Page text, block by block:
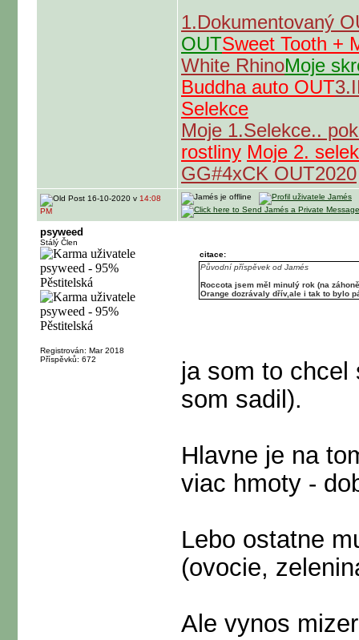
1.Dokumentovaný
OUTSweet Tooth +
White RhinoMoje
Buddha auto OUT
Selekce
Moje 1.Selekce..
rostliny Moje 2.
GG#4xCK OUT2020
16-10-2020 v 14:08
PM
psyweed
Stálý Člen
Registrován: Mar 2018
Příspěvků: 672
citace:
Původní příspěvek od Jamés
Roccota jsem měl minulý rok (na
Orange dozrávaly dřív,ale i tak to bylo
ja som to chcel
som sadil).
Hlavne je na
viac hmoty -
Lebo ostatne
(ovocie,
Ale vynos